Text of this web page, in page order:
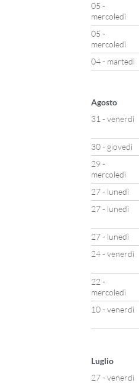
05 -
mercoledì
05 -
mercoledì
04 - martedì
Agosto
31 - venerdì
30 - giovedì
29 -
mercoledì
27 - lunedì
27 - lunedì
27 - lunedì
24 - venerdì
22 -
mercoledì
10 - venerdì
Luglio
27 - venerdì